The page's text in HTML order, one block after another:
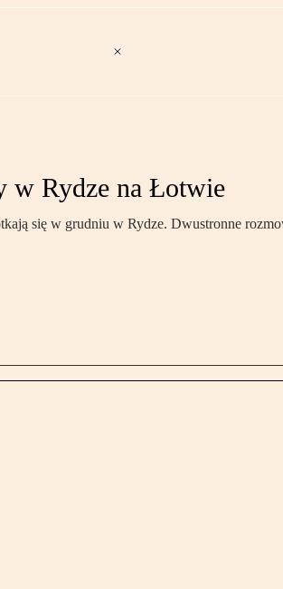
w Rydze na Łotwie
się w grudniu w Rydze. Dwustronne